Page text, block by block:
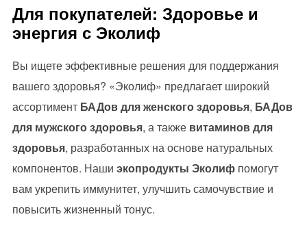
Для покупателей: Здоровье и
энергия с Эколиф
Вы ищете эффективные решения для поддержания
вашего здоровья? «Эколиф» предлагает широкий
ассортимент БАДов для женского здоровья, БАДов
для мужского здоровья, а также витаминов для
здоровья, разработанных на основе натуральных
компонентов. Наши экопродукты Эколифпомогут
вам укрепить иммунитет, улучшить самочувствие и
повысить жизненный тонус.